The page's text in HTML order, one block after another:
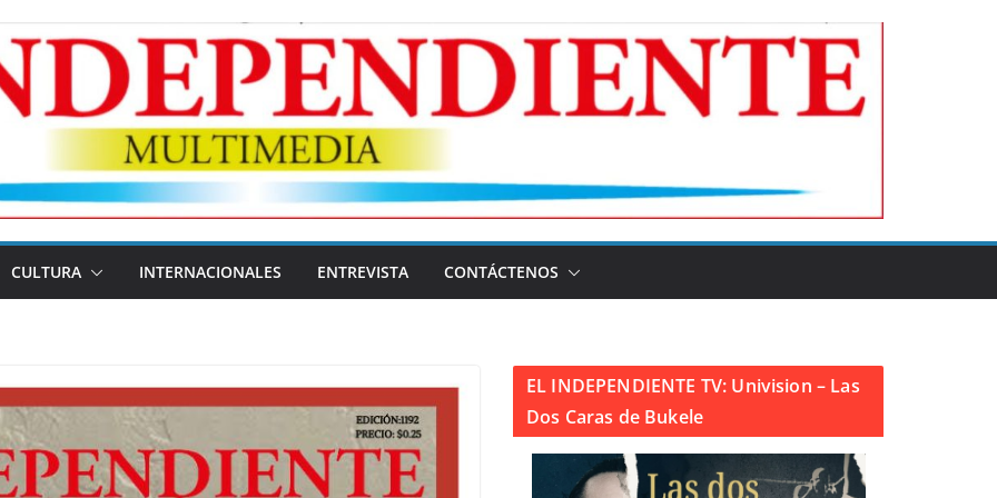
CULTURA INTERNACIONALES ENTREVISTA CONTÁCTENOS
EL INDEPENDIENTE TV: Univision – Las
Dos Caras de Bukele